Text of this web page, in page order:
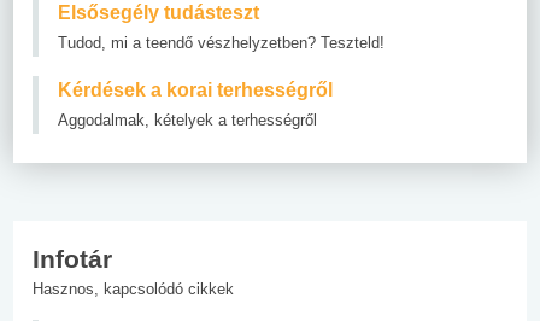
Elsősegély tudásteszt
Tudod, mi a teendő vészhelyzetben? Teszteld!
Kérdések a korai terhességről
Aggodalmak, kételyek a terhességről
Infotár
Hasznos, kapcsolódó cikkek